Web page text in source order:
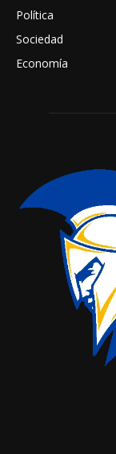
Política
Sociedad
Economía